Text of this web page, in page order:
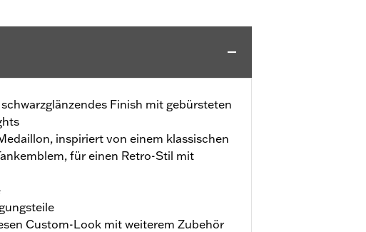
Finish mit gebürsteten
inspiriert von einem klassischen
für einen Retro-Stil mit
Custom-Look mit weiterem Zubehör